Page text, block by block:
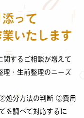
って
いたします
関するご相談が増えて
理・生前整理のニーズ
処分方法の判断 ③費用
を調べて対応するに